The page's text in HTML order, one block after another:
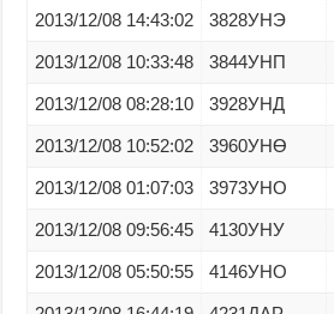
2013/12/08 14:43:02 3828УНЭ
2013/12/08 10:33:48 3844УНП
2013/12/08 08:28:10 3928УНД
2013/12/08 10:52:02 3960УНӨ
2013/12/08 01:07:03 3973УНО
2013/12/08 09:56:45 4130УНУ
2013/12/08 05:50:55 4146УНО